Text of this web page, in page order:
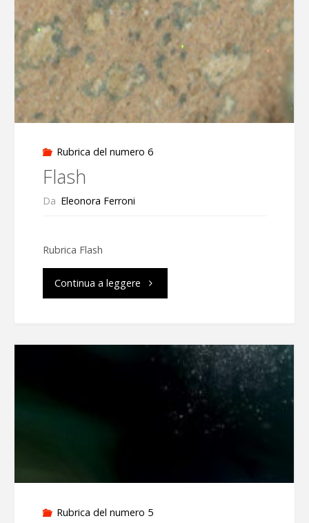
Rubrica del numero 6
Flash
Da Eleonora Ferroni
Rubrica Flash
Continua a leggere"Flash"
Rubrica del numero 5